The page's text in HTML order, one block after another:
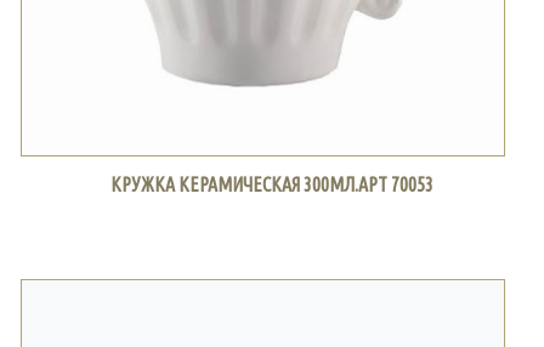
КРУЖКА КЕРАМИЧЕСКАЯ 300МЛ.АРТ 70053